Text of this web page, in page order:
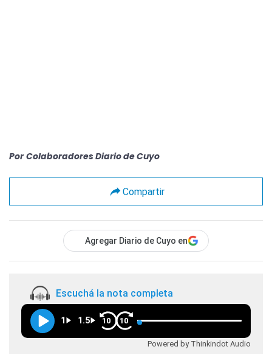
Por Colaboradores Diario de Cuyo
Compartir
Agregar Diario de Cuyo en
Escuchá la nota completa
1 1.5 10 10
Powered by Thinkindot Audio